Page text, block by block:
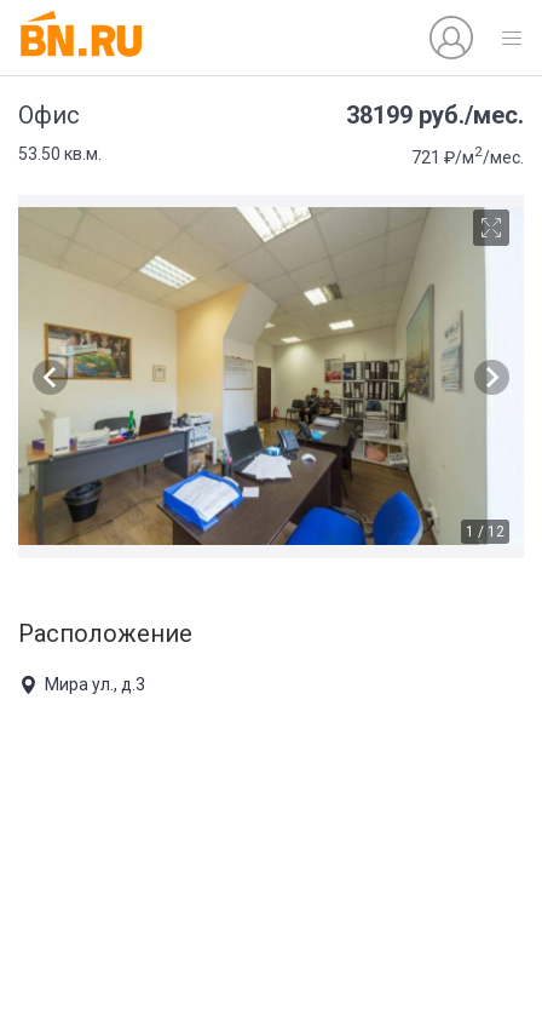
Офис 38199 руб./мес.
53.50 кв.м. 721 ₽/м2/мес.
1 / 12
Расположение
Мира ул., д.3